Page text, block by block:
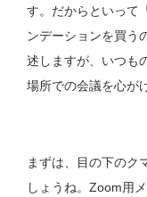
す。だからといって
ンデーションを買う
述しますが、いつも
場所での会議を心が
まずは、目の下のク
しょうね。Zoom用